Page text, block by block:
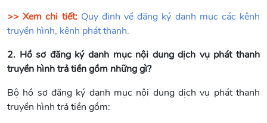
>> Xem chi tiết: Quy định về đăng ký danh mục các kênh
truyền hình, kênh phát thanh.
2. Hồ sơ đăng ký danh mục nội dung dịch vụ phát thanh
truyền hình trả tiền gồm những gì?
Bộ hồ sơ đăng ký danh mục nội dung dịch vụ phát thanh
truyền hình trả tiền gồm: